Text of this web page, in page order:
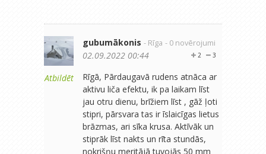
Atbildēt
gubumākonis - Rīga - 0 novērojumi
3
2
02.09.2022 00:44
Rīgā, Pārdaugavā rudens atnāca ar
aktivu liča efektu, ik pa laikam līst
jau otru dienu, brīžiem līst , gāž ļoti
stipri, pārsvara tas ir īslaicīgas lietus
brāzmas, ari sīka krusa. Aktīvāk un
stiprāk līst nakts un rīta stundās,
nokrišņu meritājā tuvojās 50 mm